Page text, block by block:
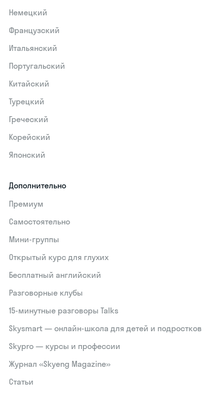
Немецкий
Французский
Итальянский
Португальский
Китайский
Турецкий
Греческий
Корейский
Японский
Дополнительно
Премиум
Самостоятельно
Мини-группы
Открытый курс для глухих
Бесплатный английский
Разговорные клубы
15‑минутные разговоры Talks
Skysmart — онлайн-школа для детей и подростков
Skypro — курсы и профессии
Журнал «Skyeng Magazine»
Статьи